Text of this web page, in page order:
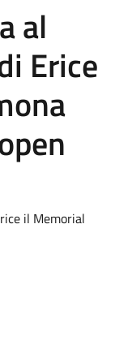
al
Erice
il Memorial